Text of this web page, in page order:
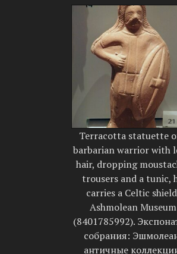
Terracotta statuette
barbarian warrior with
hair, dropping
trousers and a tunic,
carries a Celtic
Ashmolean Museum
(8401785992).
собрания:
античные